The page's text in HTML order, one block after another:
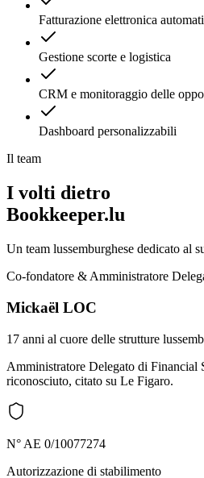
Fatturazione elettronica
Gestione scorte e logistica
CRM e monitoraggio delle
Dashboard personalizzabili
Il team
I volti dietro
Bookkeeper.lu
Un team lussemburghese dedicato al
Co-fondatore & Amministratore
Mickaël LOC
17 anni al cuore delle strutture
Amministratore Delegato di Financial
riconosciuto, citato su Le Figaro.
N° AE 0/10077274
Autorizzazione di stabilimento